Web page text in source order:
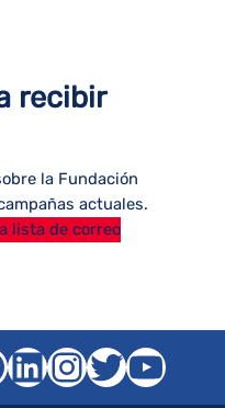
recibir
la Fundación
actuales.
lista de correo
LinkedIn
Gorjeo